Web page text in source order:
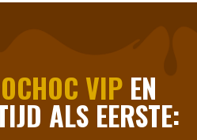
VIPEN
ALS EERSTE: